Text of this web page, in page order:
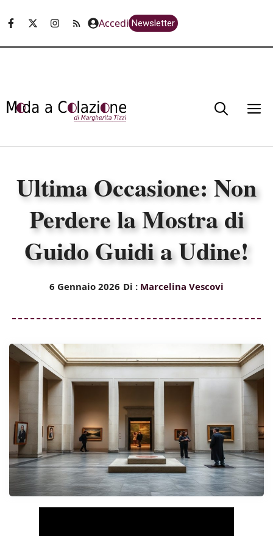
Accedi Newsletter
Ultima Occasione: Non
Perdere la Mostra di
Guido Guidi a Udine!
6 Gennaio 2026 Di : Marcelina Vescovi